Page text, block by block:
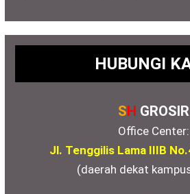
HUBUNGI
SH GROSIR
Office Center:
Jl. Tenggilis Lama IIIB
(daerah dekat